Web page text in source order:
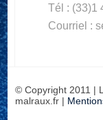
Tél : (33)1
Courriel :
© Copyright 2011 |
malraux.fr |